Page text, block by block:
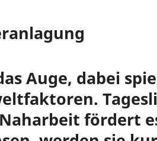
Auge, dabei
fördert